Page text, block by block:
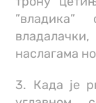
наслагама
3. Када је